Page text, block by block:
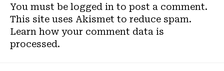
You must be logged in to post a comment.
This site uses Akismet to reduce spam.
Learn how your comment data is
processed.